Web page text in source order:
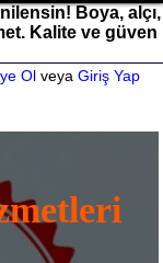
Boya, alçı,
Kalite ve güven
Ol veya Giriş Yap